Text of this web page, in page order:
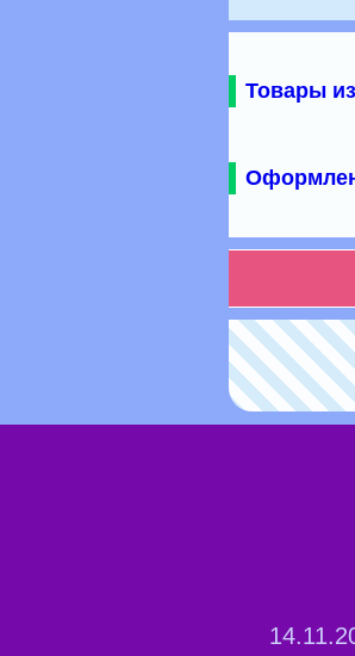
Товары